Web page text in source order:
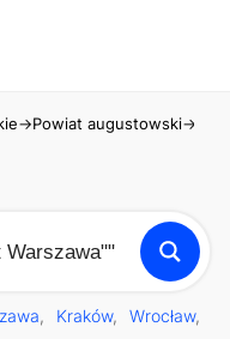
→Powiat augustowski→
Kraków
Wrocław